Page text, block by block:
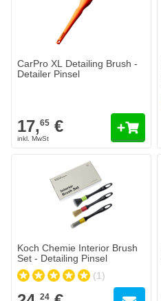
CarPro XL Detailing Brush -
Detailer Pinsel
17,65 €
Koch Chemie Interior Brush
Set - Detailing Pinsel
(1)
24